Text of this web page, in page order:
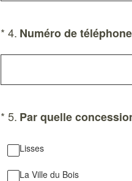
* 4. Numéro de
(Obligatoire)
* 5. Par quelle
(Obligatoire)
Lisses
La Ville du Bois